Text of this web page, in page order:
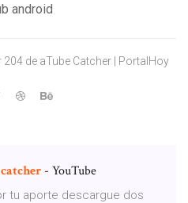
android
de aTube Catcher | PortalHoy
catcher - YouTube
tu aporte descargue dos